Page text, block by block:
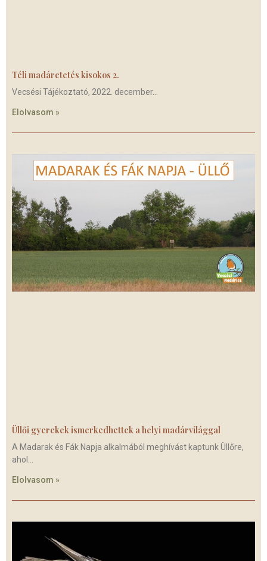
Téli madáretetés kisokos 2.
Vecsési Tájékoztató, 2022. december
Elolvasom »
Üllői gyerekek ismerkedhettek a helyi madárvilággal
A Madarak és Fák Napja alkalmából meghívást kaptunk Üllőre,
ahol
Elolvasom »